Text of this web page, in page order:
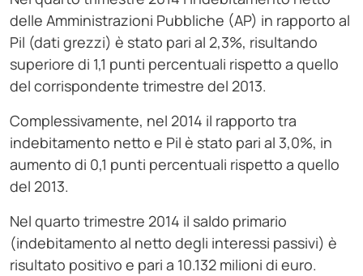
delle Amministrazioni Pubbliche (AP) in rapporto al
Pil (dati grezzi) è stato pari al 2,3%, risultando
superiore di 1,1 punti percentuali rispetto a quello
del corrispondente trimestre del 2013.
Complessivamente, nel 2014 il rapporto tra
indebitamento netto e Pil è stato pari al 3,0%, in
aumento di 0,1 punti percentuali rispetto a quello
del 2013.
Nel quarto trimestre 2014 il saldo primario
(indebitamento al netto degli interessi passivi) è
risultato positivo e pari a 10.132 milioni di euro.